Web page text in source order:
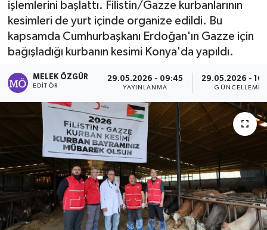
işlemlerini başlattı. Filistin/Gazze kurbanlarının
kesimleri de yurt içinde organize edildi. Bu
kapsamda Cumhurbaşkanı Erdoğan'ın Gazze için
bağışladığı kurbanın kesimi Konya'da yapıldı.
MELEK ÖZGÜR
EDITÖR
29.05.2026 - 09:45
YAYINLANMA
29.05.2026 -
GÜNCELLEME
Sağlık
Spor
Tarih - Kültür - Sanat - Turizm
Yaşam